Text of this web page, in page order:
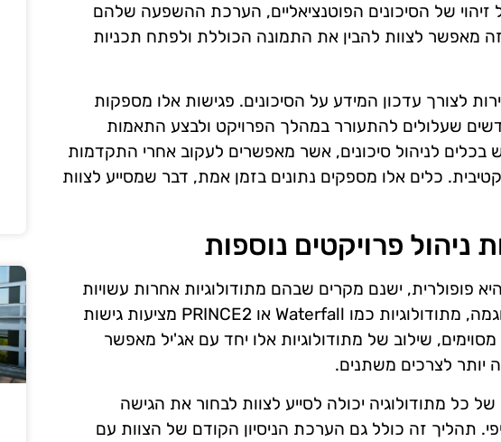
זיהוי של הסיכונים הפוטנציאליים, הערכת ההשפעה שלהם
מאפשר לצוות להבין את התמונה הכוללת ולפתח תכניות
לצורך עדכון המידע על הסיכונים. פגישות אלו מספקות
שעלולים להתעורר במהלך הפרויקט ולבצע התאמות
לניהול סיכונים, אשר מאפשרים לעקוב אחרי התקדמות
כלים אלו מספקים נתונים בזמן אמת, דבר שמסייע לצוות
ניהול פרויקטים נוספות
פופולרית, ישנם מקרים שבהם מתודולוגיות אחרות עשויות
להתאים יותר לסוג הפרויקט. לדוגמה, מתודולוגיות כמו Waterfall או PRINCE2 מציעות גישות
שילוב של מתודולוגיות אלו יחד עם אג'יל מאפשר
יותר לצרכים משתנים.
כל מתודולוגיה יכולה לסייע לצוות לבחור את הגישה
תהליך זה כולל גם הערכת הניסיון הקודם של הצוות עם